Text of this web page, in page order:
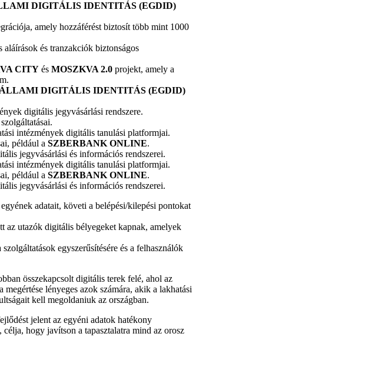
DIGITÁLIS IDENTITÁS (EGDID)
amely hozzáférést biztosít több mint 1000
és tranzakciók biztonságos
CITY és MOSZKVA 2.0 projekt, amely a
DIGITÁLIS IDENTITÁS (EGDID)
digitális jegyvásárlási rendszere.
intézmények digitális tanulási platformjai.
például a SZBERBANK ONLINE.
jegyvásárlási és információs rendszerei.
intézmények digitális tanulási platformjai.
például a SZBERBANK ONLINE.
jegyvásárlási és információs rendszerei.
adatait, követi a belépési/kilepési pontokat
utazók digitális bélyegeket kapnak, amelyek
egyszerűsítésére és a felhasználók
összekapcsolt digitális terek felé, ahol az
lényeges azok számára, akik a lakhatási
kell megoldaniuk az országban.
jelent az egyéni adatok hatékony
hogy javítson a tapasztalatra mind az orosz